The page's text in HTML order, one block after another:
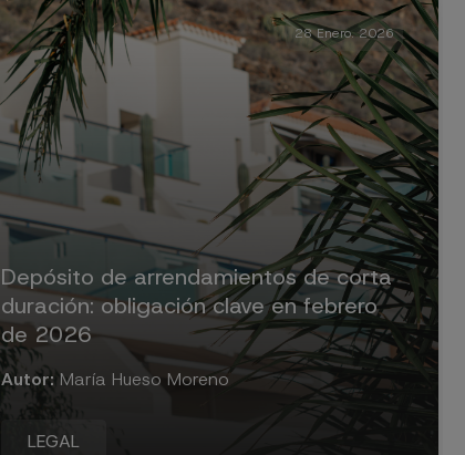
Depósito de arrendamientos de corta
duración: obligación clave en febrero
de 2026
Autor: María Hueso Moreno
LEGAL
28 Enero. 2026